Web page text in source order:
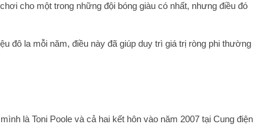
cho một trong những đội bóng giàu có nhất, nhưng điều đó
đô la mỗi năm, điều này đã giúp duy trì giá trị ròng phi thường
là Toni Poole và cả hai kết hôn vào năm 2007 tại Cung điện